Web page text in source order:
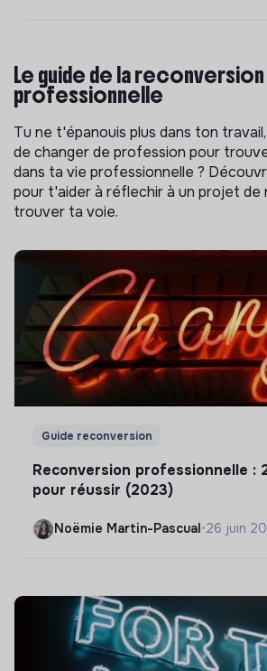
Le guide de la reconversion
professionnelle
Tu ne t'épanouis plus dans ton
de changer de profession pour
dans ta vie professionnelle ?
pour t'aider à réflechir à un projet
trouver ta voie.
Guide reconversion
Reconversion professionnelle :
pour réussir (2023)
Noëmie Martin-Pascual•26 juin